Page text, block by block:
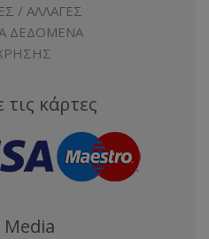
/ ΑΛΛΑΓΕΣ
ΔΕΔΟΜΕΝΑ
κάρτες
Media